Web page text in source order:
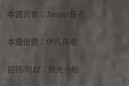
本週司會：Jasper長老
本週值週：伊凡長老
招待/司獻：微光小組